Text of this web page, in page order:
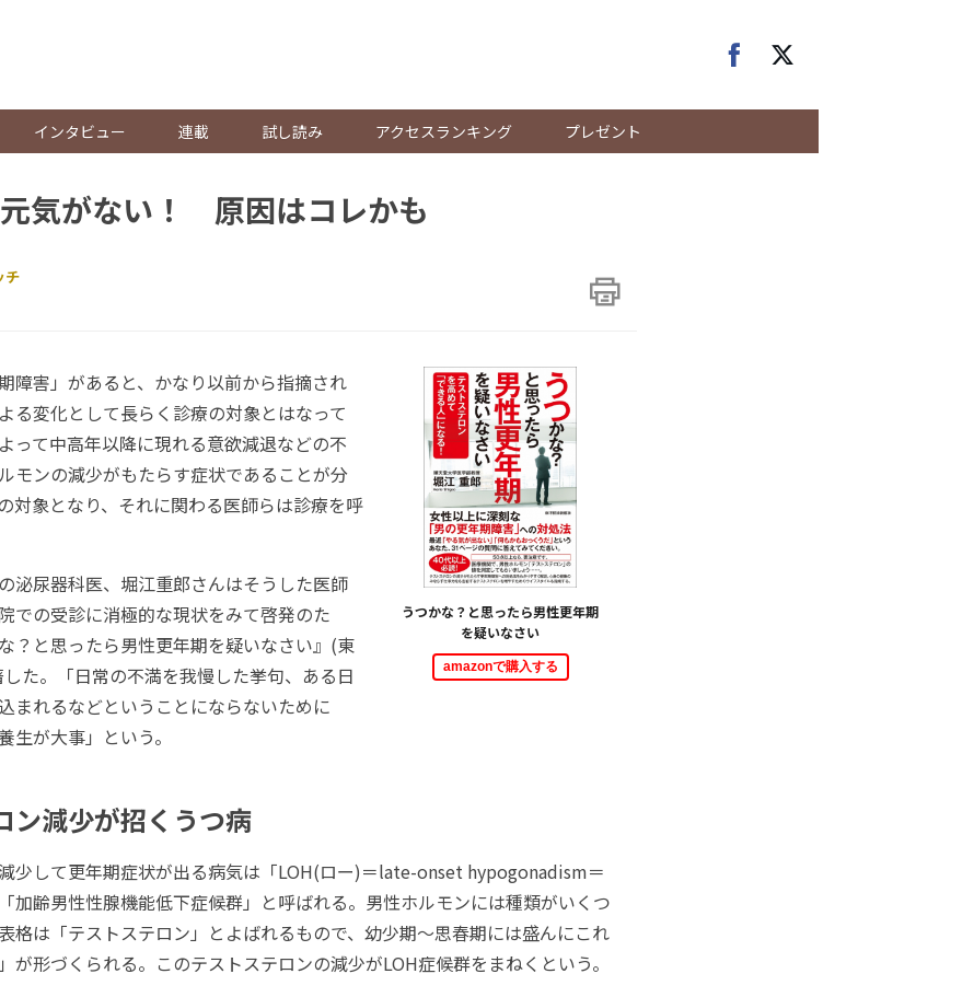
インタビュー 連載 試し読み アクセスランキング プレゼント
気がない！ 原因はコレかも
チ
うつかな？と思ったら男性更年期
を疑いなさい
amazonで購入する
障害」があると、かなり以前から指摘され
る変化として長らく診療の対象とはなって
って中高年以降に現れる意欲減退などの不
モンの減少がもたらす症状であることが分
対象となり、それに関わる医師らは診療を呼
泌尿器科医、堀江重郎さんはそうした医師
での受診に消極的な現状をみて啓発のた
？と思ったら男性更年期を疑いなさい』(東
た。「日常の不満を我慢した挙句、ある日
まれるなどということにならないために
生が大事」という。
ン減少が招くうつ病
少して更年期症状が出る病気は「LOH(ロー)＝late-onset hypogonadism＝
加齢男性性腺機能低下症候群」と呼ばれる。男性ホルモンには種類がいくつ
格は「テストステロン」とよばれるもので、幼少期～思春期には盛んにこれ
が形づくられる。このテストステロンの減少がLOH症候群をまねくという。